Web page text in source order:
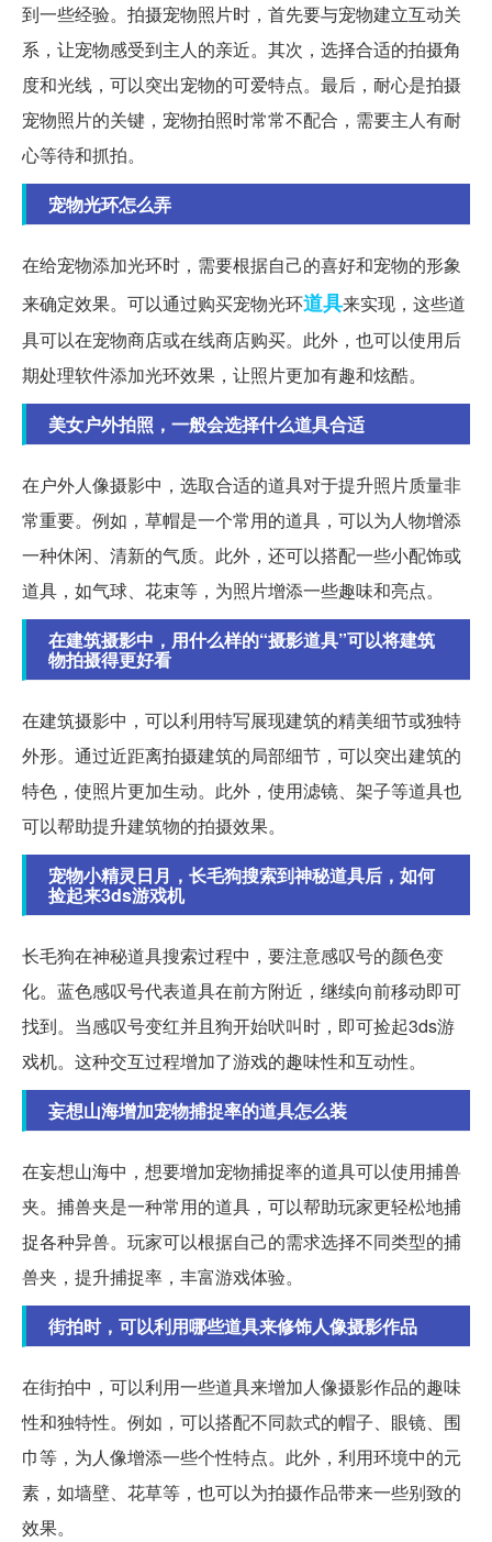
到一些经验。拍摄宠物照片时，首先要与宠物建立互动关
系，让宠物感受到主人的亲近。其次，选择合适的拍摄角
度和光线，可以突出宠物的可爱特点。最后，耐心是拍摄
宠物照片的关键，宠物拍照时常常不配合，需要主人有耐
心等待和抓拍。
宠物光环怎么弄
在给宠物添加光环时，需要根据自己的喜好和宠物的形象
来确定效果。可以通过购买宠物光环道具来实现，这些道
具可以在宠物商店或在线商店购买。此外，也可以使用后
期处理软件添加光环效果，让照片更加有趣和炫酷。
美女户外拍照，一般会选择什么道具合适
在户外人像摄影中，选取合适的道具对于提升照片质量非
常重要。例如，草帽是一个常用的道具，可以为人物增添
一种休闲、清新的气质。此外，还可以搭配一些小配饰或
道具，如气球、花束等，为照片增添一些趣味和亮点。
在建筑摄影中，用什么样的“摄影道具”可以将建筑
物拍摄得更好看
在建筑摄影中，可以利用特写展现建筑的精美细节或独特
外形。通过近距离拍摄建筑的局部细节，可以突出建筑的
特色，使照片更加生动。此外，使用滤镜、架子等道具也
可以帮助提升建筑物的拍摄效果。
宠物小精灵日月，长毛狗搜索到神秘道具后，如何
捡起来3ds游戏机
长毛狗在神秘道具搜索过程中，要注意感叹号的颜色变
化。蓝色感叹号代表道具在前方附近，继续向前移动即可
找到。当感叹号变红并且狗开始吠叫时，即可捡起3ds游
戏机。这种交互过程增加了游戏的趣味性和互动性。
妄想山海增加宠物捕捉率的道具怎么装
在妄想山海中，想要增加宠物捕捉率的道具可以使用捕兽
夹。捕兽夹是一种常用的道具，可以帮助玩家更轻松地捕
捉各种异兽。玩家可以根据自己的需求选择不同类型的捕
兽夹，提升捕捉率，丰富游戏体验。
街拍时，可以利用哪些道具来修饰人像摄影作品
在街拍中，可以利用一些道具来增加人像摄影作品的趣味
性和独特性。例如，可以搭配不同款式的帽子、眼镜、围
巾等，为人像增添一些个性特点。此外，利用环境中的元
素，如墙壁、花草等，也可以为拍摄作品带来一些别致的
效果。